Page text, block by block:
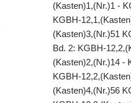
(Kasten)1,(Nr.)1 -
KGBH-
(Kasten)3,(Nr.)51
Bd. 2: KGBH-
(Kasten)2,(Nr.)14 -
KGBH-
(Kasten)4,(Nr.)56